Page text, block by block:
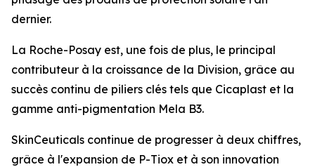
dernier.
La Roche-Posay est, une fois de plus, le principal
contributeur à la croissance de la Division, grâce au
succès continu de piliers clés tels que Cicaplast et la
gamme anti-pigmentation Mela B3.
SkinCeuticals continue de progresser à deux chiffres,
grâce à l'expansion de P-Tiox et à son innovation